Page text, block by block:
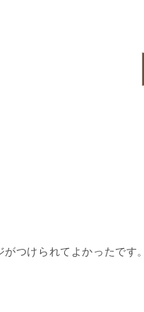
つけられてよかったです。